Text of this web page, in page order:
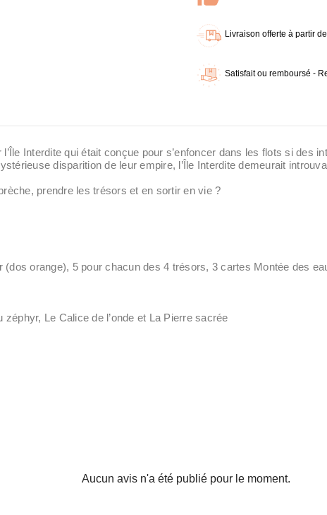
Livraison offerte à partir
Satisfait ou remboursé -
Interdite qui était conçue pour s’enfoncer dans les flots si des
disparition de leur empire, l’Île Interdite demeurait
prendre les trésors et en sortir en vie ?
orange), 5 pour chacun des 4 trésors, 3 cartes Montée des
Le Calice de l’onde et La Pierre sacrée
Aucun avis n'a été publié pour le moment.